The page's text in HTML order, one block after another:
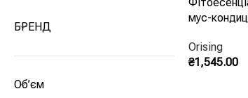
БРЕНД
Об’єм
мус-
Orising
₴1,545.00